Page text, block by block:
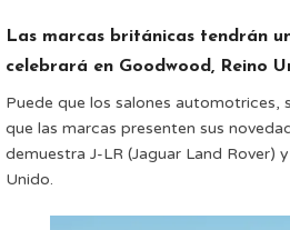
Las marcas británicas tendrán
celebrará en Goodwood, Reino
Puede que los salones automotrices,
que las marcas presenten sus
demuestra J-LR (Jaguar Land Rover)
Unido.